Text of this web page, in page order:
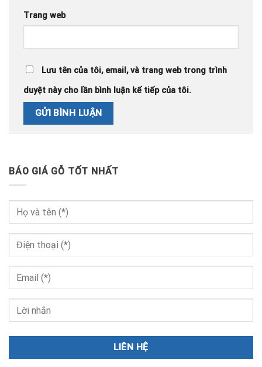
Trang web
Lưu tên của tôi, email, và trang web trong trình
duyệt này cho lần bình luận kế tiếp của tôi.
BÁO GIÁ GỖ TỐT NHẤT